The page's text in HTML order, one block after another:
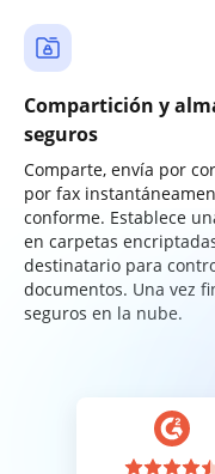
Compartición y
seguros
Comparte, envía por
por fax
conforme. Establece
en carpetas
destinatario para
documentos. Una vez
seguros en la nube.